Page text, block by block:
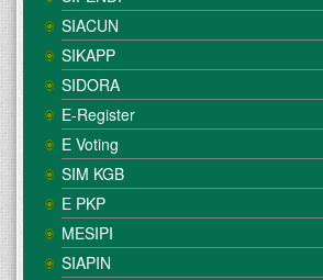
SIACUN
SIKAPP
SIDORA
E-Register
E Voting
SIM KGB
E PKP
MESIPI
SIAPIN